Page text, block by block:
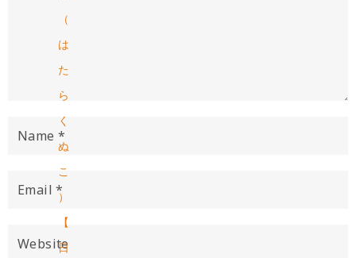
（
は
た
ら
く
ぬ
こ
）
【
日